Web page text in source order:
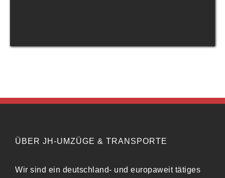
ÜBER JH-UMZÜGE & TRANSPORTE
Wir sind ein deutschland- und europaweit tätiges